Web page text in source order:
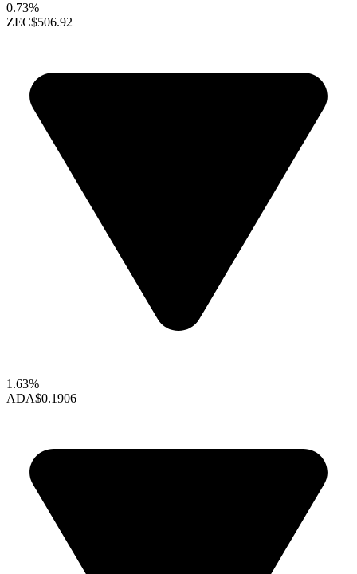
0.73%
ZEC$506.92
1.63%
ADA$0.1906